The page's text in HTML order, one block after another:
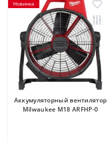
Новинка
Аккумуляторный вентилятор
Milwaukee M18 ARFHP-0